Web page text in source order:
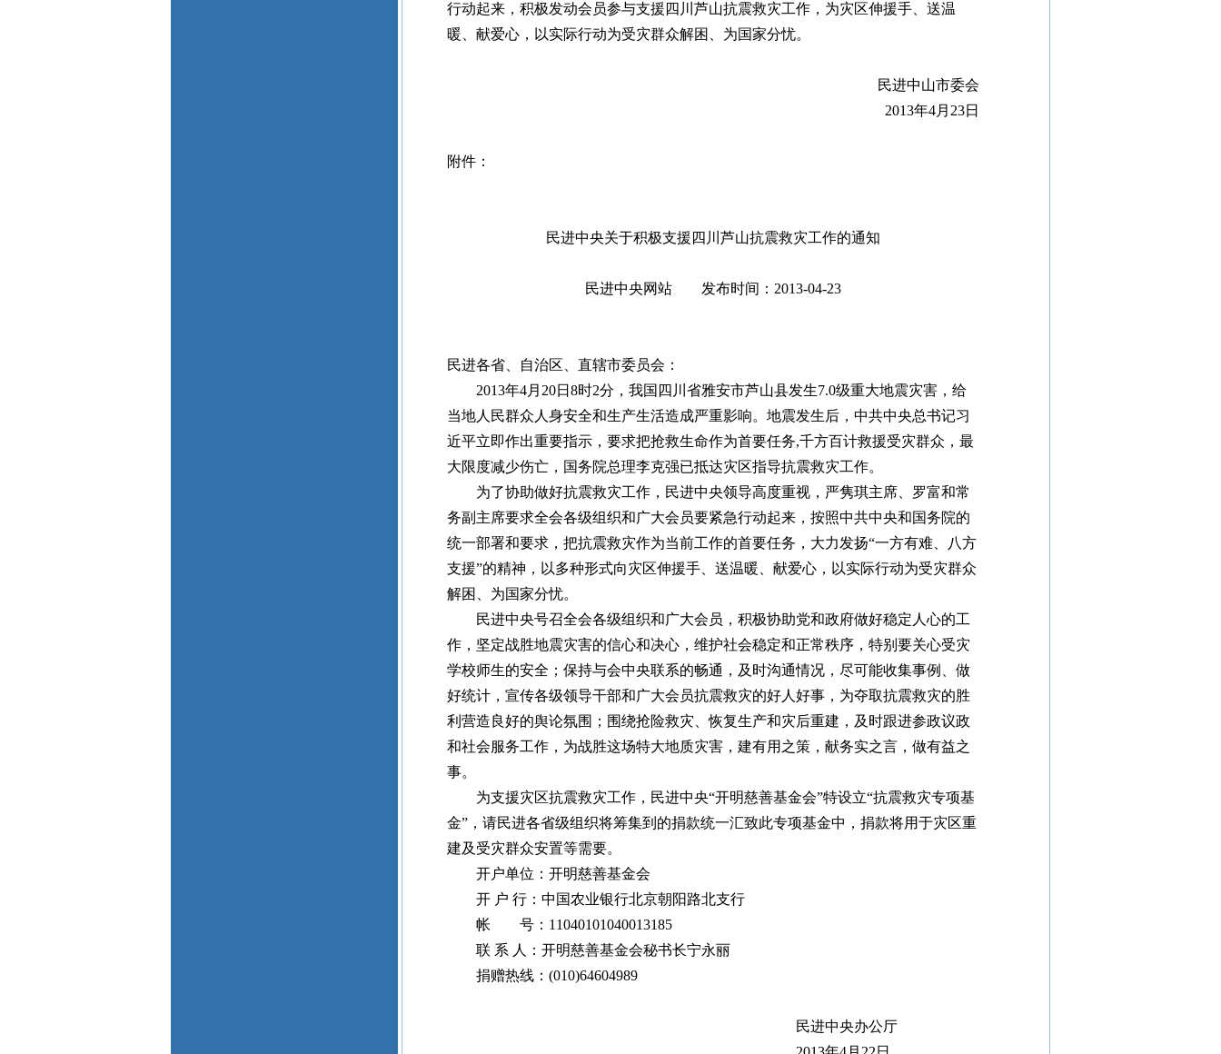
行动起来，积极发动会员参与支援四川芦山抗震救灾工作，为灾区伸援手、送温
暖、献爱心，以实际行动为受灾群众解困、为国家分忧。
民进中山市委会
2013年4月23日
附件：
民进中央关于积极支援四川芦山抗震救灾工作的通知
民进中央网站 发布时间：2013-04-23
民进各省、自治区、直辖市委员会：
2013年4月20日8时2分，我国四川省雅安市芦山县发生7.0级重大地震灾害，给
当地人民群众人身安全和生产生活造成严重影响。地震发生后，中共中央总书记习
近平立即作出重要指示，要求把抢救生命作为首要任务,千方百计救援受灾群众，最
大限度减少伤亡，国务院总理李克强已抵达灾区指导抗震救灾工作。
为了协助做好抗震救灾工作，民进中央领导高度重视，严隽琪主席、罗富和常
务副主席要求全会各级组织和广大会员要紧急行动起来，按照中共中央和国务院的
统一部署和要求，把抗震救灾作为当前工作的首要任务，大力发扬“一方有难、八方
支援”的精神，以多种形式向灾区伸援手、送温暖、献爱心，以实际行动为受灾群众
解困、为国家分忧。
民进中央号召全会各级组织和广大会员，积极协助党和政府做好稳定人心的工
作，坚定战胜地震灾害的信心和决心，维护社会稳定和正常秩序，特别要关心受灾
学校师生的安全；保持与会中央联系的畅通，及时沟通情况，尽可能收集事例、做
好统计，宣传各级领导干部和广大会员抗震救灾的好人好事，为夺取抗震救灾的胜
利营造良好的舆论氛围；围绕抢险救灾、恢复生产和灾后重建，及时跟进参政议政
和社会服务工作，为战胜这场特大地质灾害，建有用之策，献务实之言，做有益之
事。
为支援灾区抗震救灾工作，民进中央“开明慈善基金会”特设立“抗震救灾专项基
金”，请民进各省级组织将筹集到的捐款统一汇致此专项基金中，捐款将用于灾区重
建及受灾群众安置等需要。
开户单位：开明慈善基金会
开 户 行：中国农业银行北京朝阳路北支行
帐 号：11040101040013185
联 系 人：开明慈善基金会秘书长宁永丽
捐赠热线：(010)64604989
民进中央办公厅